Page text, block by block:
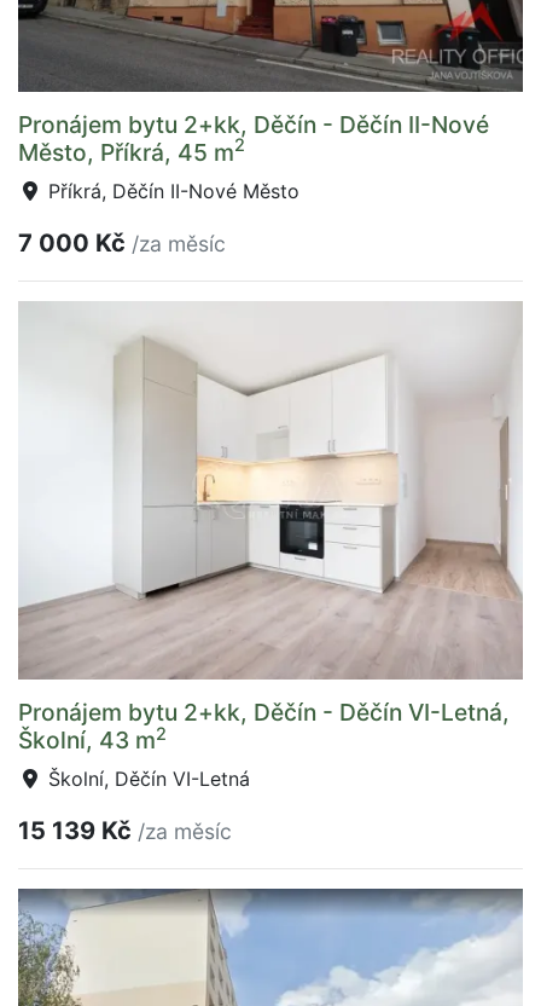
Pronájem bytu 2+kk, Děčín - Děčín II-Nové
Město, Příkrá, 45 m2
Příkrá, Děčín II-Nové Město
7 000 Kč /za měsíc
Pronájem bytu 2+kk, Děčín - Děčín VI-Letná,
Školní, 43 m2
Školní, Děčín VI-Letná
15 139 Kč /za měsíc